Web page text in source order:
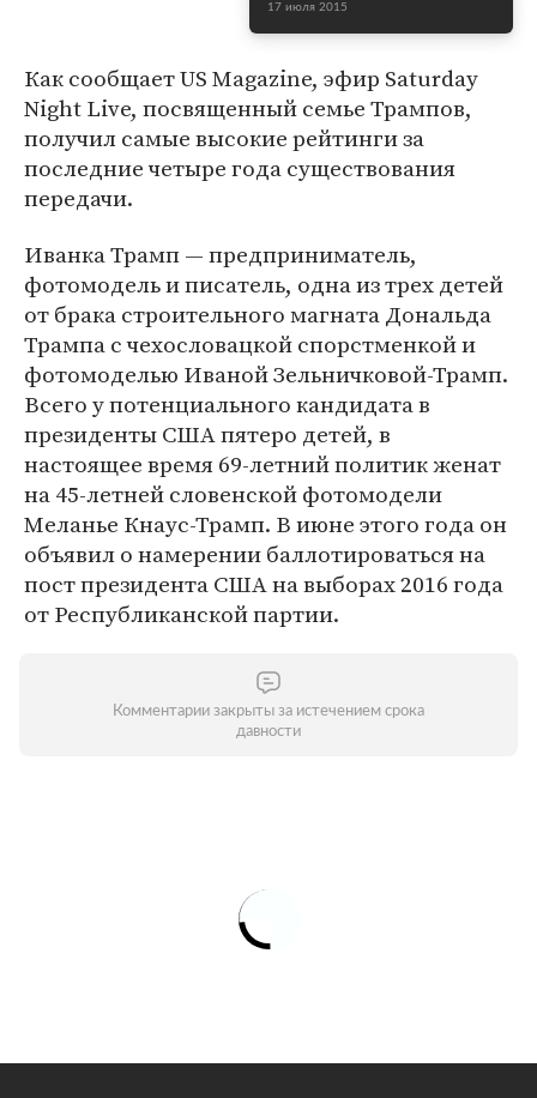
17 июля 2015
Как сообщает US Magazine, эфир Saturday
Night Live, посвященный семье Трампов,
получил самые высокие рейтинги за
последние четыре года существования
передачи.
Иванка Трамп — предприниматель,
фотомодель и писатель, одна из трех детей
от брака строительного магната Дональда
Трампа с чехословацкой спорстменкой и
фотомоделью Иваной Зельничковой-Трамп.
Всего у потенциального кандидата в
президенты США пятеро детей, в
настоящее время 69-летний политик женат
на 45-летней словенской фотомодели
Меланье Кнаус-Трамп. В июне этого года он
объявил о намерении баллотироваться на
пост президента США на выборах 2016 года
от Республиканской партии.
Комментарии закрыты за истечением срока
давности